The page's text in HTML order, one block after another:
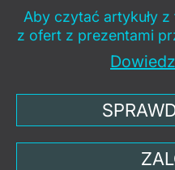
Aby czytać artykuły
z ofert z prezentami